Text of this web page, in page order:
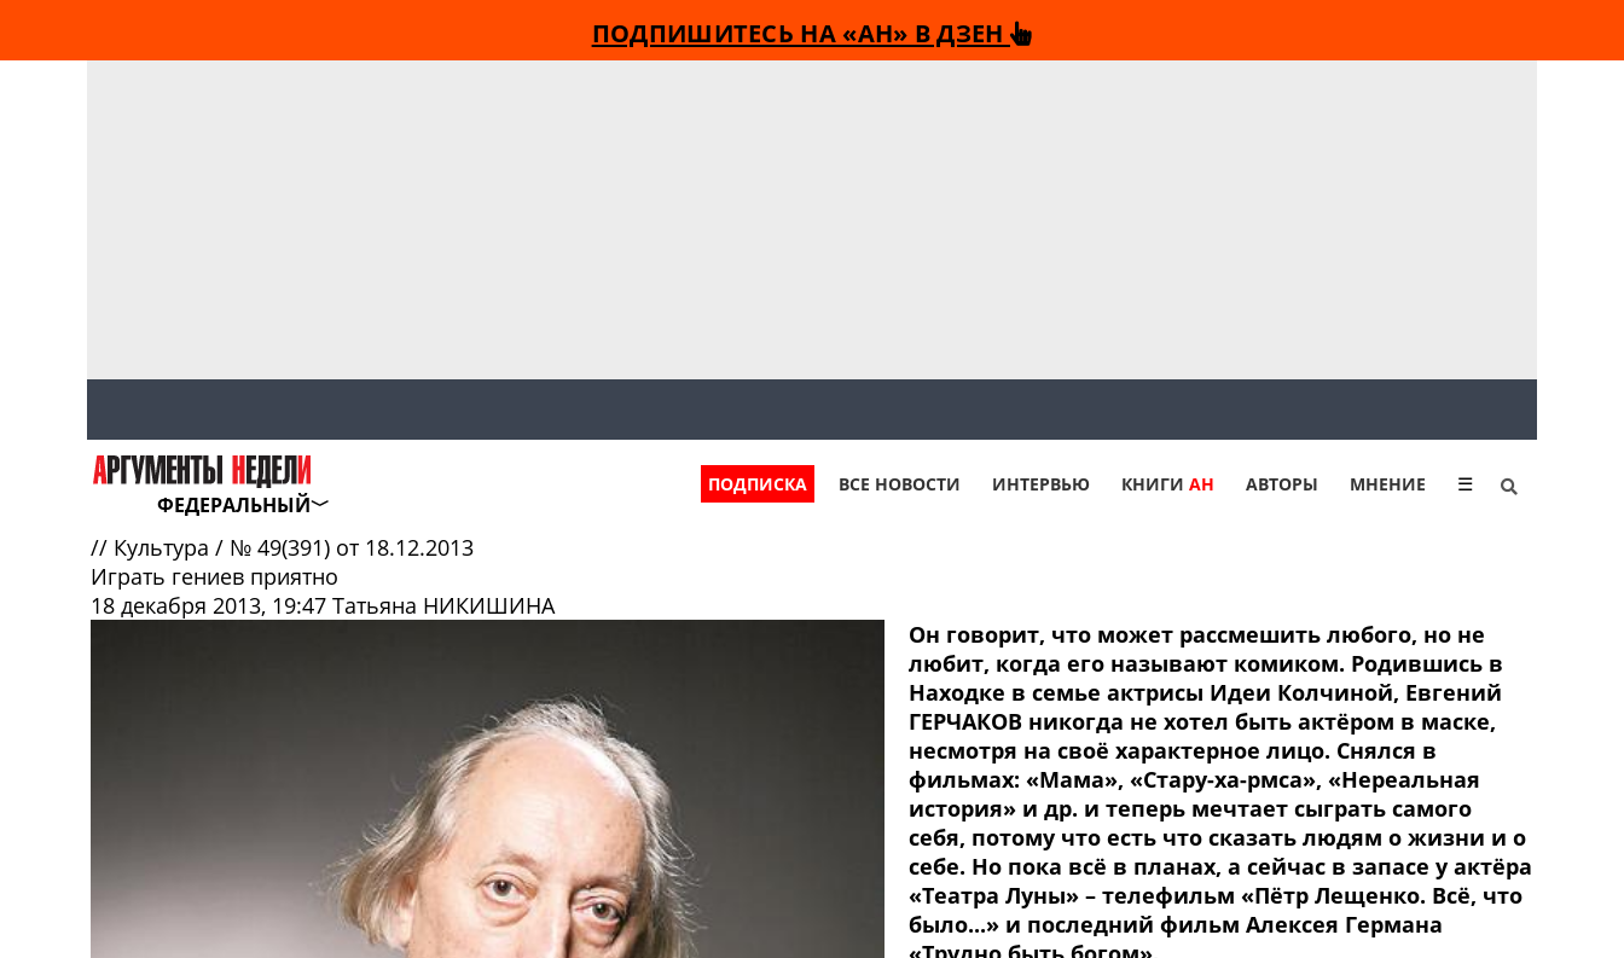
ПОДПИШИТЕСЬ НА «АН» В ДЗЕН
ФЕДЕРАЛЬНЫЙ
ПОДПИСКА ВСЕ НОВОСТИ ИНТЕРВЬЮ КНИГИ АН АВТОРЫ МНЕНИЕ ☰
// Культура / № 49(391) от 18.12.2013
Играть гениев приятно
18 декабря 2013, 19:47 Татьяна НИКИШИНА
Он говорит, что может рассмешить любого, но не
любит, когда его называют комиком. Родившись в
Находке в семье актрисы Идеи Колчиной, Евгений
ГЕРЧАКОВ никогда не хотел быть актёром в маске,
несмотря на своё характерное лицо. Снялся в
фильмах: «Мама», «Стару-ха-рмса», «Нереальная
история» и др. и теперь мечтает сыграть самого
себя, потому что есть что сказать людям о жизни и о
себе. Но пока всё в планах, а сейчас в запасе у актёра
«Театра Луны» – телефильм «Пётр Лещенко. Всё, что
было...» и последний фильм Алексея Германа